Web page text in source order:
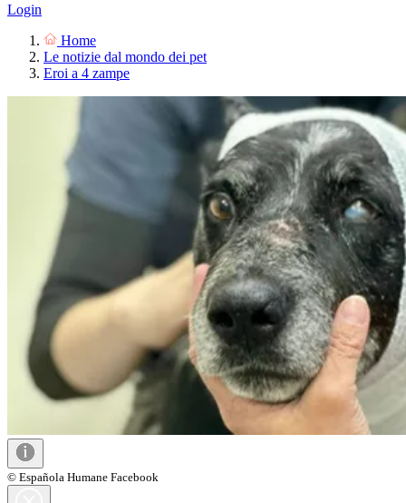
Login
Home
Le notizie dal mondo dei pet
Eroi a 4 zampe
© Española Humane Facebook